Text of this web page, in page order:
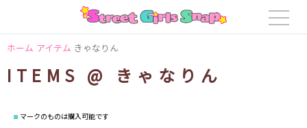
ホーム アイテム きゃなりん
ITEMS @ きゃなりん
マークのものは購入可能です